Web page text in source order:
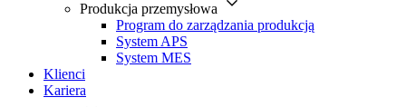
Produkcja przemysłowa
Program do zarządzania produkcją
System APS
System MES
Klienci
Kariera